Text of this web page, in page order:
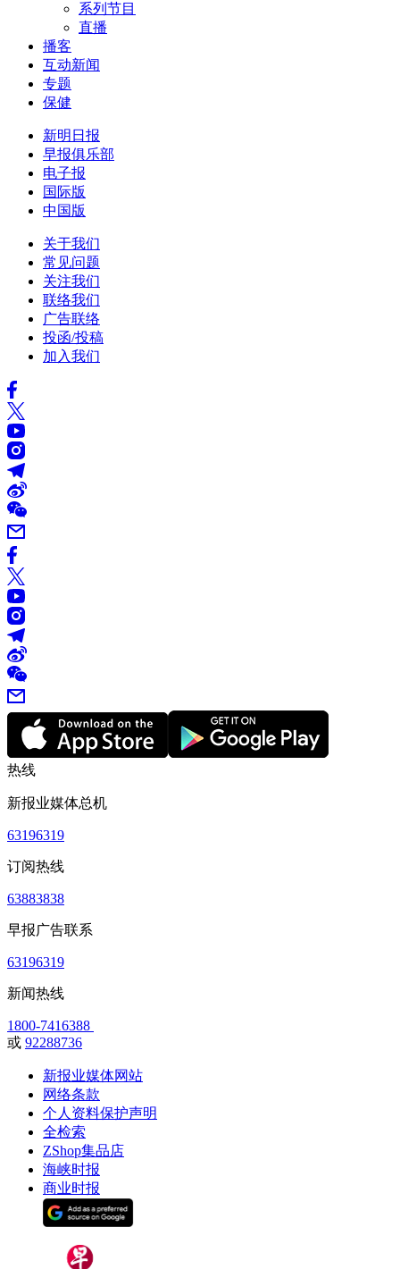
系列节目
直播
播客
互动新闻
专题
保健
新明日报
早报俱乐部
电子报
国际版
中国版
关于我们
常见问题
关注我们
联络我们
广告联络
投函/投稿
加入我们
热线
新报业媒体总机
63196319
订阅热线
63883838
早报广告联系
63196319
新闻热线
1800-7416388
或 92288736
新报业媒体网站
网络条款
个人资料保护声明
全检索
ZShop集品店
海峡时报
商业时报